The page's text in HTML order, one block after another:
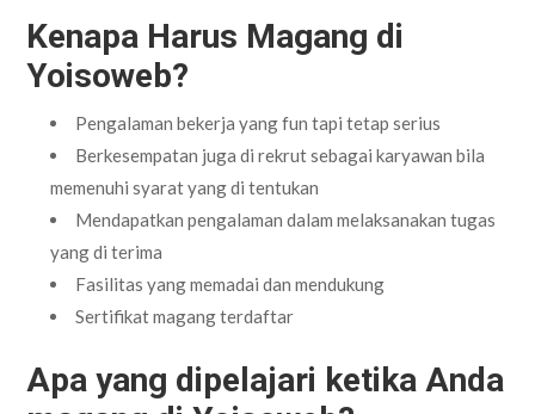
Kenapa Harus Magang di
Yoisoweb?
Pengalaman bekerja yang fun tapi tetap serius
Berkesempatan juga di rekrut sebagai karyawan bila
memenuhi syarat yang di tentukan
Mendapatkan pengalaman dalam melaksanakan tugas
yang di terima
Fasilitas yang memadai dan mendukung
Sertifikat magang terdaftar
Apa yang dipelajari ketika Anda